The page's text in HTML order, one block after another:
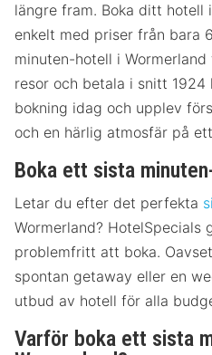
längre fram. Boka ditt hotell
enkelt med priser från bara
minuten-hotell i
resor och betala i snitt 1924
bokning idag och upplev
och en härlig atmosfär på
Boka ett sista
Letar du efter det perfekta
Wormerland? HotelSpecials
problemfritt att boka.
spontan getaway eller en
utbud av hotell för alla
Varför boka ett sista